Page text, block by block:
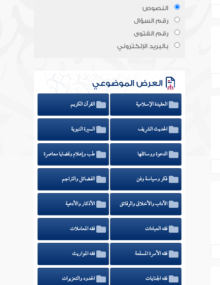
النصوص
رقم السؤال
رقم الفتوى
بالبريد الإلكتروني
العرض الموضوعي
العقيدة الإسلامية القرآن الكريم
الحديث الشريف السيرة النبوية
الدعوة ووسائلها طب وإعلام وقضايا معاصرة
فكر وسياسة وفن الفضائل والتراجم
الآداب والأخلاق والرقائق الأذكار والأدعية
فقه العبادات فقه المعاملات
فقه الأسرة المسلمة فقه المواريث
فقه الجنايات الحدود والتعزيرات